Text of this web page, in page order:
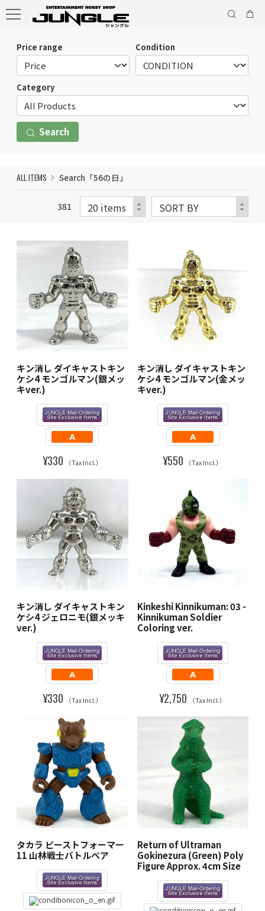
Price range Condition
Category
Search
ALL ITEMS Search「56の日」
381
キン消し ダイキャストキン
ケシ4 モンゴルマン(銀メッ
キver.)
¥330 （Tax Incl.）
キン消し ダイキャストキン
ケシ4 モンゴルマン(金メッ
キver.)
¥550 （Tax Incl.）
キン消し ダイキャストキン
ケシ4 ジェロニモ(銀メッキ
ver.)
¥330 （Tax Incl.）
Kinkeshi Kinnikuman: 03 -
Kinnikuman Soldier
Coloring ver.
¥2,750 （Tax Incl.）
タカラ ビーストフォーマー
11 山林戦士バトルベア
Return of Ultraman
Gokinezura (Green) Poly
Figure Approx. 4cm Size